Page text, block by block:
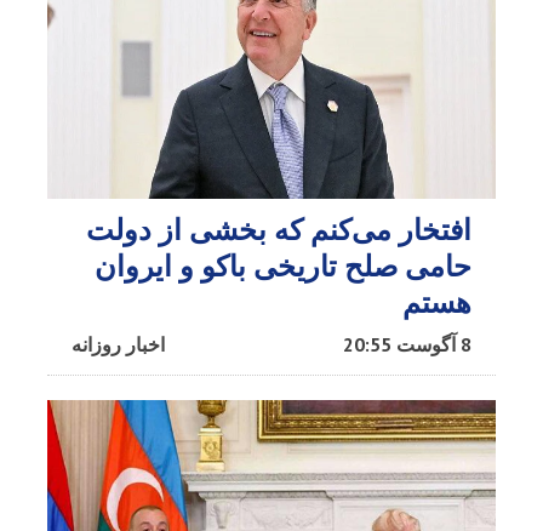
افتخار می‌کنم که بخشی از دولت
حامی صلح تاریخی باکو و ایروان
هستم
اخبار روزانه 8 آگوست 20:55